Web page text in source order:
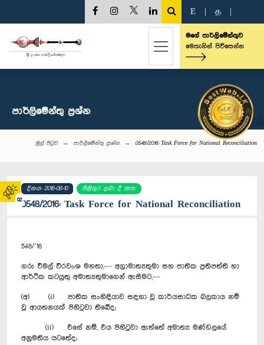
02
E த
මගේ පාර්ලිමේන්තුව
මෙතැනින් පිවිසෙන්න
පාර්ලි‌මේන්තු‌ ප්‍රශ්න
මුල් පිටුව පාර්ලි‌මේන්තු‌ ප්‍රශ්න 0548/2016: Task Force for National Reconciliation
දිනය: 2016-06-10 පිළිතුර ලබා දී ඇත
0548/2016: Task Force for National Reconciliation
548/’16
ගරු විමල් වීරවංශ මහතා,— අග්‍රාමාත්‍යතුමා සහ ජාතික ප්‍රතිපත්ති හා
ආර්ථික කටයුතු අමාත්‍යතුමාගෙන් ඇසීමට,—
(අ) (i) ජාතික සංහිඳියාව සඳහා වූ කාර්යසාධක බලකාය නම්
වූ ආයතනයක් පිහිටුවා තිබේද;
(ii) එසේ නම්, එය පිහිටුවා ඇත්තේ අමාත්‍ය මණ්ඩලයේ
අනුමතිය යටතේද;